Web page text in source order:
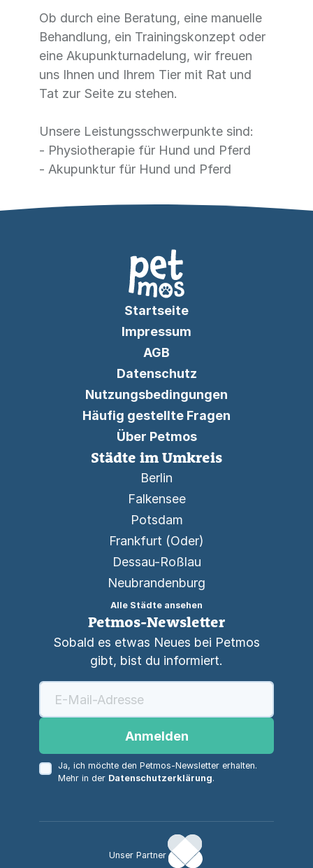
Ob durch eine Beratung, eine manuelle
Beh­andlung, ein Trainings­konzept oder
eine Akupunktur­nadelung, wir freuen
uns Ihnen und Ihrem Tier mit Rat und
Tat zur Seite zu stehen.
Unsere Leistungsschwerpunkte sind:
- Physiotherapie für Hund und Pferd
- Akupunktur für Hund und Pferd
Startseite
Impressum
AGB
Datenschutz
Nutzungsbedingungen
Häufig gestellte Fragen
Über Petmos
Städte im Umkreis
Berlin
Falkensee
Potsdam
Frankfurt (Oder)
Dessau-Roßlau
Neubrandenburg
Alle Städte ansehen
Petmos-Newsletter
Sobald es etwas Neues bei Petmos
gibt, bist du informiert.
Anmelden
Ja, ich möchte den Petmos-Newsletter erhalten.
Mehr in der Datenschutzerklärung.
Unser Partner